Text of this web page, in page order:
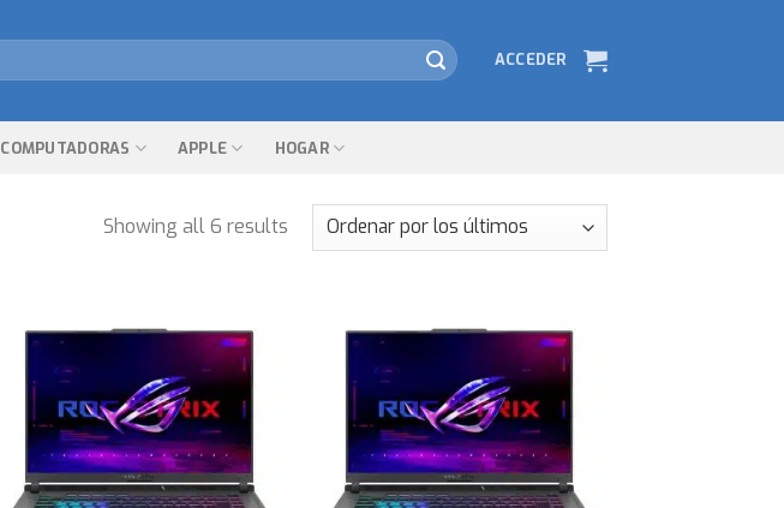
ACCEDER
COMPUTADORAS APPLE HOGAR
Showing all 6 results